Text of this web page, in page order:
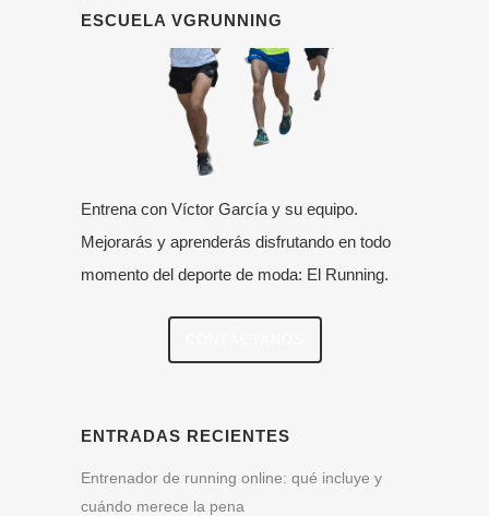
ESCUELA VGRUNNING
Entrena con Víctor García y su equipo.
Mejorarás y aprenderás disfrutando en todo
momento del deporte de moda: El Running.
ENTRADAS RECIENTES
Entrenador de running online: qué incluye y
cuándo merece la pena